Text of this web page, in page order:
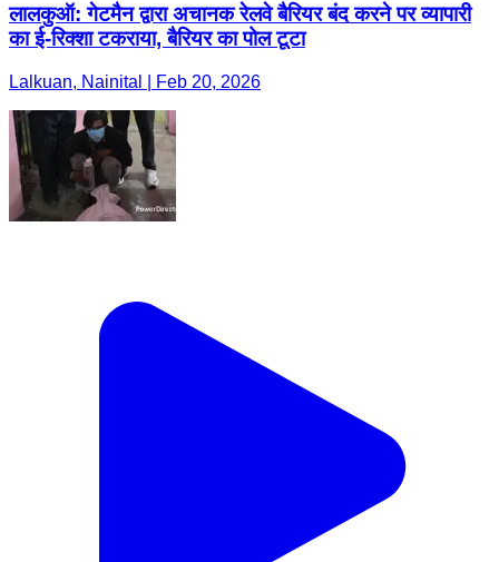
लालकुऑ: गेटमैन द्वारा अचानक रेलवे बैरियर बंद करने पर व्यापारी
का ई-रिक्शा टकराया, बैरियर का पोल टूटा
Lalkuan, Nainital | Feb 20, 2026